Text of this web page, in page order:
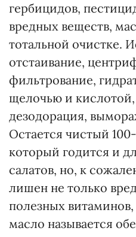
гербицидов,
вредных веществ,
тотальной очистке.
отстаивание,
фильтрование,
щелочью и кислотой,
дезодорация,
Остается чистый
который годится и
салатов, но, к
лишен не только
полезных
масло называется